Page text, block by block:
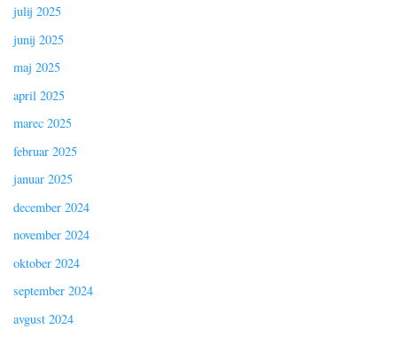
julij 2025
junij 2025
maj 2025
april 2025
marec 2025
februar 2025
januar 2025
december 2024
november 2024
oktober 2024
september 2024
avgust 2024